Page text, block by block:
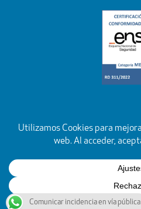
Comunicar incidencia en vía pública